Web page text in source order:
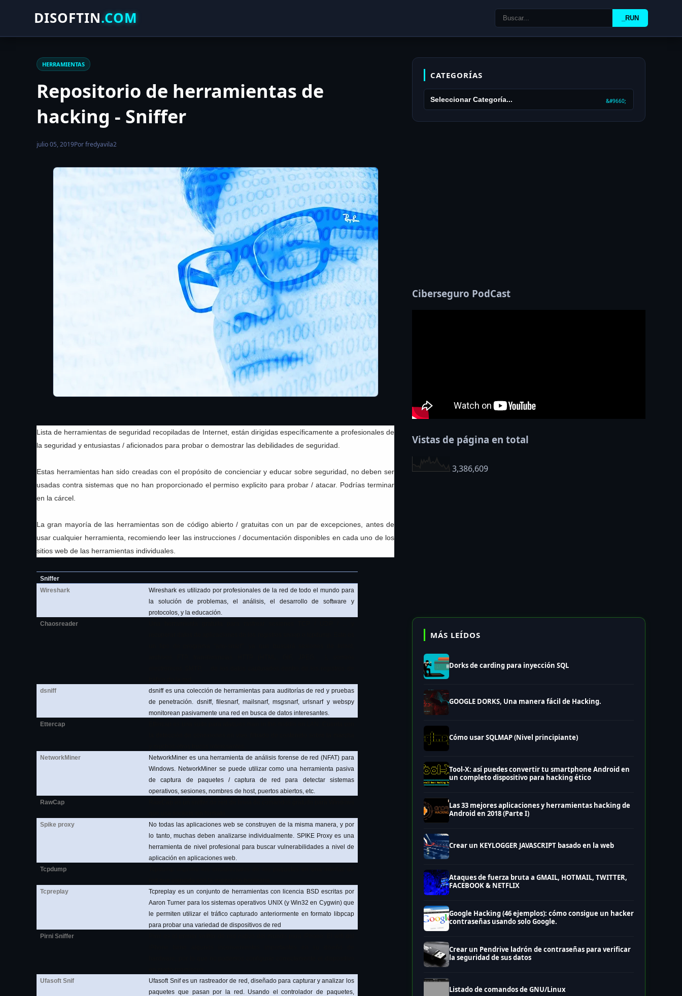
DISOFTIN.COM _RUN
HERRAMIENTAS
Repositorio de herramientas de
hacking - Sniffer
julio 05, 2019Por fredyavila2
Lista de herramientas de seguridad recopiladas de Internet, están dirigidas específicamente a profesionales de
la seguridad y entusiastas / aficionados para probar o demostrar las debilidades de seguridad.
Estas herramientas han sido creadas con el propósito de concienciar y educar sobre seguridad, no deben ser
usadas contra sistemas que no han proporcionado el permiso explicito para probar / atacar. Podrías terminar
en la cárcel.
La gran mayoría de las herramientas son de código abierto / gratuitas con un par de excepciones, antes de
usar cualquier herramienta, recomiendo leer las instrucciones / documentación disponibles en cada uno de los
sitios web de las herramientas individuales.
Sniffer
Wireshark
Wireshark es utilizado por profesionales de la red de todo el mundo para
la solución de problemas, el análisis, el desarrollo de software y
protocolos, y la educación.
Chaosreader
dsniff
dsniff es una colección de herramientas para auditorías de red y pruebas
de penetración. dsniff, filesnarf, mailsnarf, msgsnarf, urlsnarf y webspy
monitorean pasivamente una red en busca de datos interesantes.
Ettercap
NetworkMiner
NetworkMiner es una herramienta de análisis forense de red (NFAT) para
Windows. NetworkMiner se puede utilizar como una herramienta pasiva
de captura de paquetes / captura de red para detectar sistemas
operativos, sesiones, nombres de host, puertos abiertos, etc.
RawCap
Spike proxy
No todas las aplicaciones web se construyen de la misma manera, y por
lo tanto, muchas deben analizarse individualmente. SPIKE Proxy es una
herramienta de nivel profesional para buscar vulnerabilidades a nivel de
aplicación en aplicaciones web.
Tcpdump
Tcpreplay
Tcpreplay es un conjunto de herramientas con licencia BSD escritas por
Aaron Turner para los sistemas operativos UNIX (y Win32 en Cygwin) que
le permiten utilizar el tráfico capturado anteriormente en formato libpcap
para probar una variedad de dispositivos de red
Pirni Sniffer
Ufasoft Snif
Ufasoft Snif es un rastreador de red, diseñado para capturar y analizar los
paquetes que pasan por la red. Usando el controlador de paquetes,
CATEGORÍAS
Ciberseguro PodCast
Vistas de página en total
3,386,609
MÁS LEÍDOS
Dorks de carding para inyección SQL
GOOGLE DORKS, Una manera fácil de Hacking.
Cómo usar SQLMAP (Nivel principiante)
Tool-X: así puedes convertir tu smartphone Android en
un completo dispositivo para hacking ético
Las 33 mejores aplicaciones y herramientas hacking de
Android en 2018 (Parte I)
Crear un KEYLOGGER JAVASCRIPT basado en la web
Ataques de fuerza bruta a GMAIL, HOTMAIL, TWITTER,
FACEBOOK & NETFLIX
Google Hacking (46 ejemplos): cómo consigue un hacker
contraseñas usando solo Google.
Crear un Pendrive ladrón de contraseñas para verificar
la seguridad de sus datos
Listado de comandos de GNU/Linux